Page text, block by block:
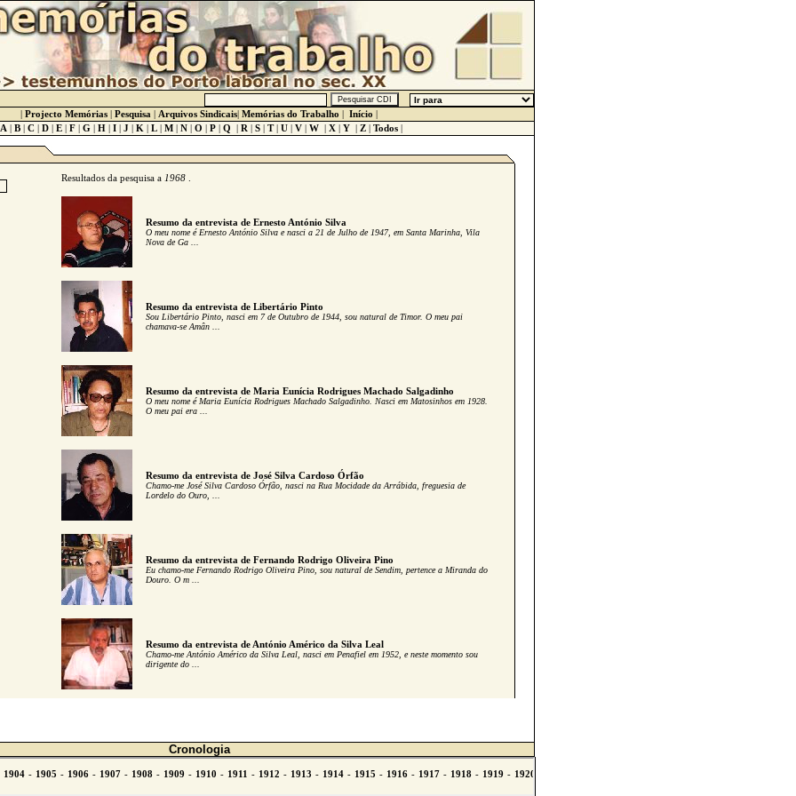
| Projecto Memórias | Pesquisa | Arquivos Sindicais| Memórias do Trabalho | Início |
A | B | C | D | E | F | G | H | I | J | K | L | M | N | O | P | Q | R | S | T| U | V | W | X | Y | Z | Todos |
Resultados da pesquisa a 1968
Resumo da entrevista de Ernesto António Silva
O meu nome é Ernesto António Silva e nasci a 21 de Julho de 1947, em Santa Marinha, Vila
Nova de Ga ...
Resumo da entrevista de Libertário Pinto
Sou Libertário Pinto, nasci em 7 de Outubro de 1944, sou natural de Timor. O meu pai
chamava-se Amân ...
Resumo da entrevista de Maria Eunícia Rodrigues Machado Salgadinho
O meu nome é Maria Eunícia Rodrigues Machado Salgadinho. Nasci em Matosinhos em 1928.
O meu pai era ...
Resumo da entrevista de José Silva Cardoso Órfão
Chamo-me José Silva Cardoso Órfão, nasci na Rua Mocidade da Arrábida, freguesia de
Lordelo do Ouro, ...
Resumo da entrevista de Fernando Rodrigo Oliveira Pino
Eu chamo-me Fernando Rodrigo Oliveira Pino, sou natural de Sendim, pertence a Miranda do
Douro. O m ...
Resumo da entrevista de António Américo da Silva Leal
Chamo-me António Américo da Silva Leal, nasci em Penafiel em 1952, e neste momento sou
dirigente do ...
Cronologia